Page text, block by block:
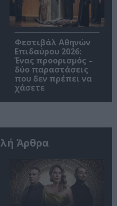
Φεστιβάλ Αθηνών
Επιδαύρου 2026:
Ένας προορισμός –
δύο παραστάσεις
που δεν πρέπει να
χάσετε
Άρθρα